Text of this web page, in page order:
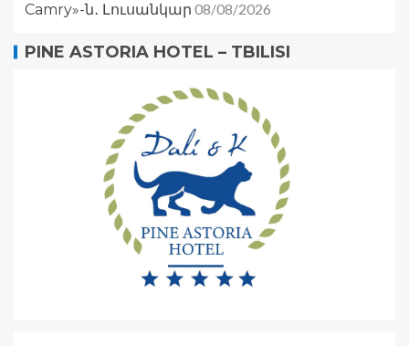
Camry»-ն․ Լուսանկար 08/08/2026
PINE ASTORIA HOTEL – TBILISI